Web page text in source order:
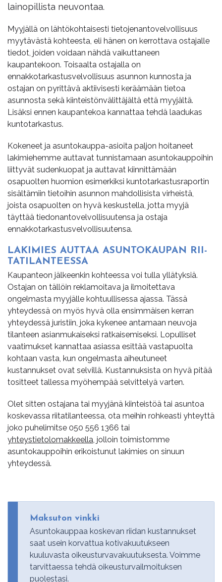
lainopillista neuvontaa.
Myyjällä on lähtökohtaisesti tietojenantovelvollisuus
myytävästä kohteesta, eli hänen on kerrottava ostajalle
tiedot, joiden voidaan nähdä vaikuttaneen
kaupantekoon. Toisaalta ostajalla on
ennakkotarkastusvelvollisuus asunnon kunnosta ja
ostajan on pyrittävä aktiivisesti keräämään tietoa
asunnosta sekä kiinteistönvälittäjältä että myyjältä.
Lisäksi ennen kaupantekoa kannattaa tehdä laadukas
kuntotarkastus.
Kokeneet ja asuntokauppa-asioita paljon hoitaneet
lakimiehemme auttavat tunnistamaan asuntokauppoihin
liittyvät sudenkuopat ja auttavat kiinnittämään
osapuolten huomion esimerkiksi kuntotarkastusraportin
sisältämiin tietoihin asunnon mahdollisista virheistä,
joista osapuolten on hyvä keskustella, jotta myyjä
täyttää tiedonantovelvollisuutensa ja ostaja
ennakkotarkastusvelvollisuutensa.
LA­KI­MIES AUT­TAA ASUN­TO­KAU­PAN RII­
TA­TI­LAN­TEES­SA
Kaupanteon jälkeenkin kohteessa voi tulla yllätyksiä.
Ostajan on tällöin reklamoitava ja ilmoitettava
ongelmasta myyjälle kohtuullisessa ajassa. Tässä
yhteydessä on myös hyvä olla ensimmäisen kerran
yhteydessä juristiin, joka kykenee antamaan neuvoja
tilanteen asianmukaiseksi ratkaisemiseksi. Lopulliset
vaatimukset kannattaa asiassa esittää vastapuolta
kohtaan vasta, kun ongelmasta aiheutuneet
kustannukset ovat selvillä. Kustannuksista on hyvä pitää
tositteet tallessa myöhempää selvittelyä varten.
Olet sitten ostajana tai myyjänä kiinteistöä tai asuntoa
koskevassa riitatilanteessa, ota meihin rohkeasti yhteyttä
joko puhelimitse 050 556 1366 tai
yhteystietolomakkeella, jolloin toimistomme
asuntokauppoihin erikoistunut lakimies on sinuun
yhteydessä.
Maksuton vinkki
Asuntokauppaa koskevan riidan kustannukset
saat usein korvattua kotivakuutukseen
kuuluvasta oikeusturvavakuutuksesta. Voimme
tarvittaessa tehdä oikeusturvailmoituksen
puolestasi.